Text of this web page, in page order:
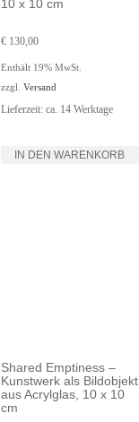
10 x 10 cm
€ 130,00
Enthält 19% MwSt.
zzgl.Versand
Lieferzeit: ca. 14 Werktage
IN DEN WARENKORB
Shared Emptiness –
Kunstwerk als Bildobjekt
aus Acrylglas, 10 x 10
cm